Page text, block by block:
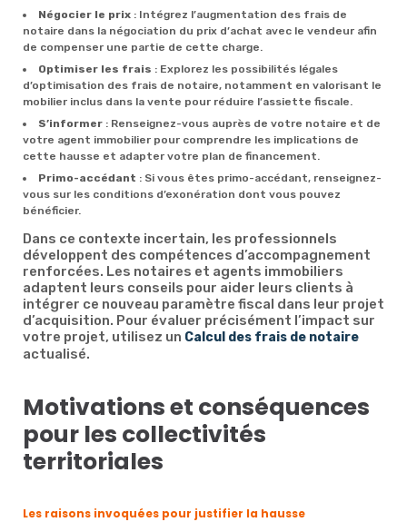
Négocier le prix : Intégrez l’augmentation des frais de
notaire dans la négociation du prix d’achat avec le vendeur afin
de compenser une partie de cette charge.
Optimiser les frais : Explorez les possibilités légales
d’optimisation des frais de notaire, notamment en valorisant le
mobilier inclus dans la vente pour réduire l’assiette fiscale.
S’informer : Renseignez-vous auprès de votre notaire et de
votre agent immobilier pour comprendre les implications de
cette hausse et adapter votre plan de financement.
Primo-accédant : Si vous êtes primo-accédant, renseignez-
vous sur les conditions d’exonération dont vous pouvez
bénéficier.
Dans ce contexte incertain, les professionnels
développent des compétences d’accompagnement
renforcées. Les notaires et agents immobiliers
adaptent leurs conseils pour aider leurs clients à
intégrer ce nouveau paramètre fiscal dans leur projet
d’acquisition. Pour évaluer précisément l’impact sur
votre projet, utilisez un Calcul des frais de notaire
actualisé.
Motivations et conséquences
pour les collectivités
territoriales
Les raisons invoquées pour justifier la hausse